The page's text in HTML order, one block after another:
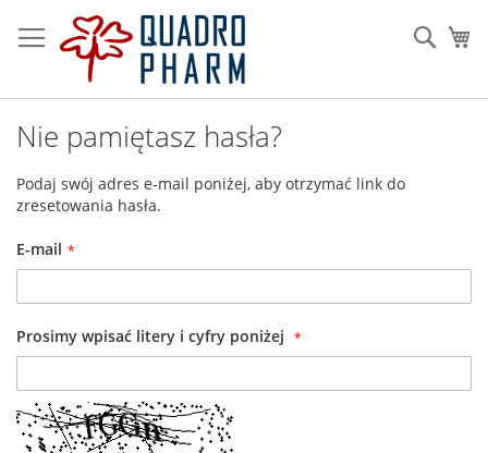
do
treści
Nie pamiętasz hasła?
Podaj swój adres e-mail poniżej, aby otrzymać link do
zresetowania hasła.
E-mail
Prosimy wpisać litery i cyfry poniżej